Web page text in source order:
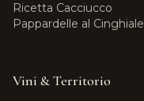
Ricetta Cacciucco
Pappardelle al Cinghiale
Vini & Territorio